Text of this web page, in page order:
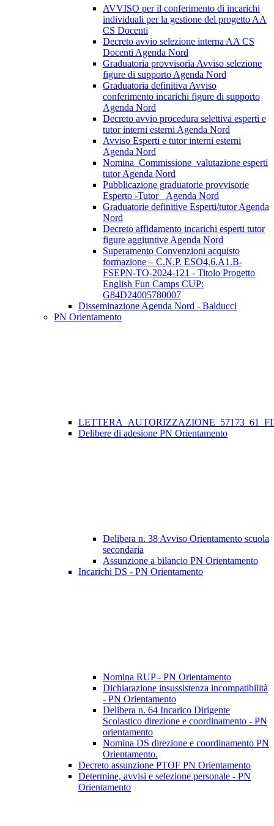
AVVISO per il conferimento di incarichi
individuali per la gestione del progetto AA
CS Docenti
Decreto avvio selezione interna AA CS
Docenti Agenda Nord
Graduatoria provvisoria Avviso selezione
figure di supporto Agenda Nord
Graduatoria definitiva Avviso
conferimento incarichi figure di supporto
Agenda Nord
Decreto avvio procedura selettiva esperti e
tutor interni esterni Agenda Nord
Avviso Esperti e tutor interni esterni
Agenda Nord
Nomina_Commissione_valutazione esperti
tutor Agenda Nord
Pubblicazione graduatorie provvisorie
Esperto -Tutor _Agenda Nord
Graduatorie definitive Esperti/tutor Agenda
Nord
Decreto affidamento incarichi esperti tutor
figure aggiuntive Agenda Nord
Superamento Convenzioni acquisto
formazione – C.N.P. ESO4.6.A1.B-
FSEPN-TO-2024-121 - Titolo Progetto
English Fun Camps CUP:
G84D24005780007
Disseminazione Agenda Nord - Balducci
PN Orientamento
Delibere di adesione PN Orientamento
Delibera n. 38 Avviso Orientamento scuola
secondaria
Assunzione a bilancio PN Orientamento
Incarichi DS - PN Orientamento
Nomina RUP - PN Orientamento
Dichiarazione insussistenza incompatibilità
- PN Orientamento
Delibera n. 64 Incarico Dirigente
Scolastico direzione e coordinamento - PN
orientamento
Nomina DS direzione e coordinamento PN
Orientamento.
Decreto assunzione PTOF PN Orientamento
Determine, avvisi e selezione personale - PN
Orientamento